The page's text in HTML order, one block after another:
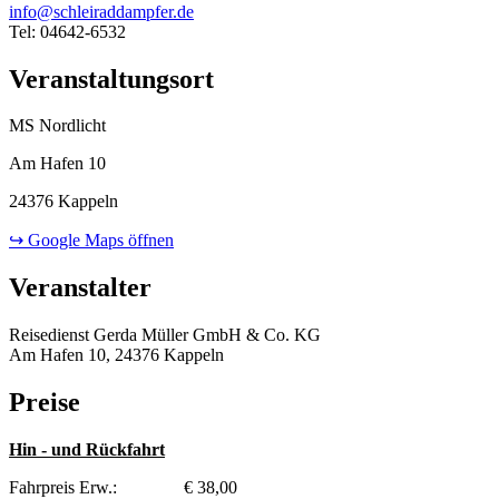
info@schleiraddampfer.de
Tel: 04642-6532
Veranstaltungsort
MS Nordlicht
Am Hafen 10
24376 Kappeln
↪ Google Maps öffnen
Veranstalter
Reisedienst Gerda Müller GmbH & Co. KG
Am Hafen 10, 24376 Kappeln
Preise
Hin - und Rückfahrt
Fahrpreis Erw.: € 38,00